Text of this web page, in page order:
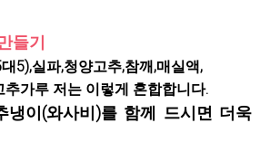
들기
5),실파,청양고추,참깨,매실액,
추가루 저는 이렇게 혼합합니다.
냉이(와사비)를 함께 드시면 더욱